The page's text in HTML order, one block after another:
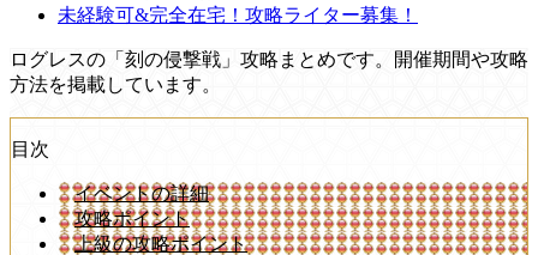
未経験可&完全在宅！攻略ライター募集！
ログレスの「刻の侵撃戦」攻略まとめです。開催期間や攻略
方法を掲載しています。
目次
イベントの詳細
攻略ポイント
上級の攻略ポイント